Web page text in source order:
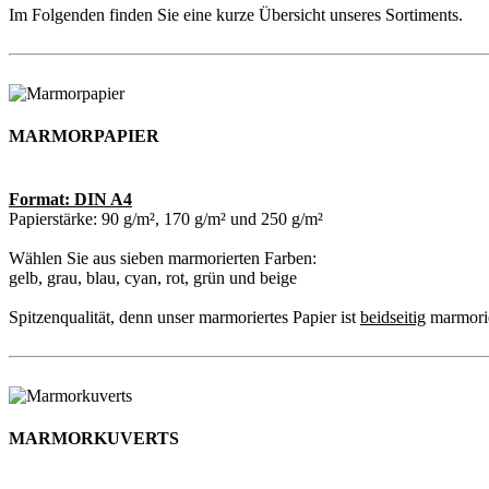
Im Folgenden finden Sie eine kurze Übersicht unseres Sortiments.
MARMORPAPIER
Format: DIN A4
Papierstärke: 90 g/m², 170 g/m² und 250 g/m²
Wählen Sie aus sieben marmorierten Farben:
gelb, grau, blau, cyan, rot, grün und beige
Spitzenqualität, denn unser marmoriertes Papier ist beidseitig
MARMORKUVERTS